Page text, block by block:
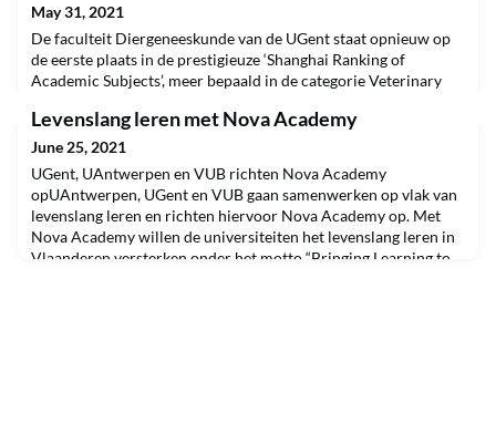
May 31, 2021
De faculteit Diergeneeskunde van de UGent staat opnieuw op
de eerste plaats in de prestigieuze ‘Shanghai Ranking of
Academic Subjects’, meer bepaald in de categorie Veterinary
beste universiteiten in 52 wetenschappelijke vakgebieden. De
plaats op de lijst wordt bepaald door onder meer het aantal
publicaties en de behaalde prijzen. Ander
Levenslang leren met Nova Academy
June 25, 2021
UGent, UAntwerpen en VUB richten Nova Academy
opUAntwerpen, UGent en VUB gaan samenwerken op vlak van
levenslang leren en richten hiervoor Nova Academy op. Met
Nova Academy willen de universiteiten het levenslang leren in
Vlaanderen versterken onder het motto “Bringing Learning to